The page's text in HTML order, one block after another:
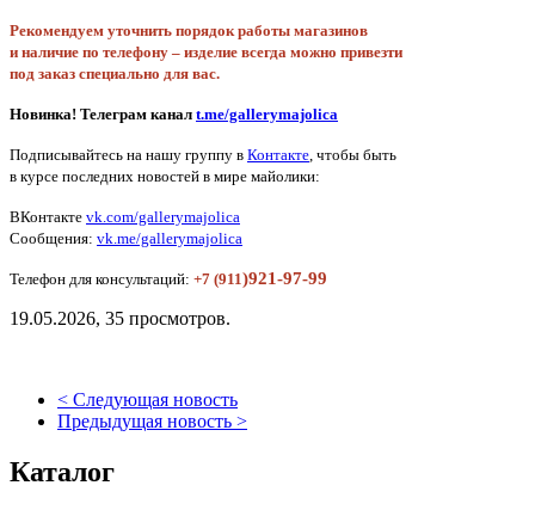
Рекомендуем уточнить порядок работы магазинов
и наличие по телефону – изделие всегда можно привезти
под заказ специально для вас.
Новинка! Телеграм канал t.me/gallerymajolica
Подписывайтесь на нашу группу в Контакте , чтобы быть
в курсе последних новостей в мире майолики:
ВКонтакте vk.com/gallerymajolica
Сообщения: vk.me/gallerymajolica
Телефон для консультаций: +7 (911)921-97-99
19.05.2026, 35 просмотров.
< Следующая новость
Предыдущая новость >
Каталог